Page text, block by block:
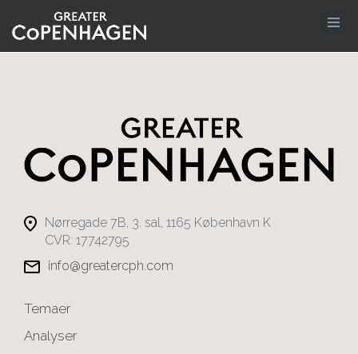
hovedindhold
Nørregade 7B, 3. sal, 1165 København K
CVR: 17742795
info@greatercph.com
Temaer
Analyser